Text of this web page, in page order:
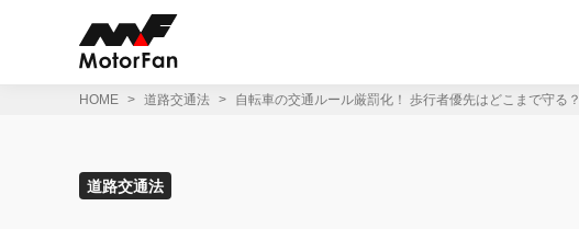
HOME 道路交通法 自転車の交通ルール厳罰化！ 歩行者優先はどこまで守る？
道路交通法